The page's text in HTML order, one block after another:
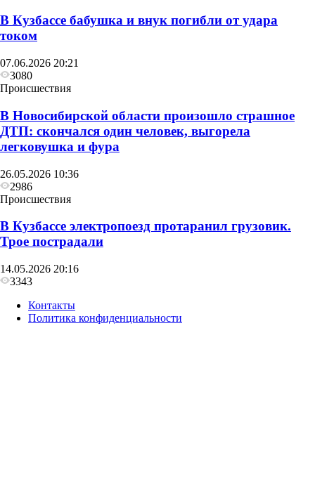
В Кузбассе бабушка и внук погибли от удара
током
07.06.2026 20:21
3080
Происшествия
В Новосибирской области произошло страшное
ДТП: скончался один человек, выгорела
легковушка и фура
26.05.2026 10:36
2986
Происшествия
В Кузбассе электропоезд протаранил грузовик.
Трое пострадали
14.05.2026 20:16
3343
Контакты
Политика конфиденциальности